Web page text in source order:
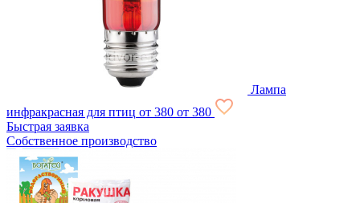
Лампа
инфракрасная для птиц от 380 от 380
Быстрая заявка
Собственное производство